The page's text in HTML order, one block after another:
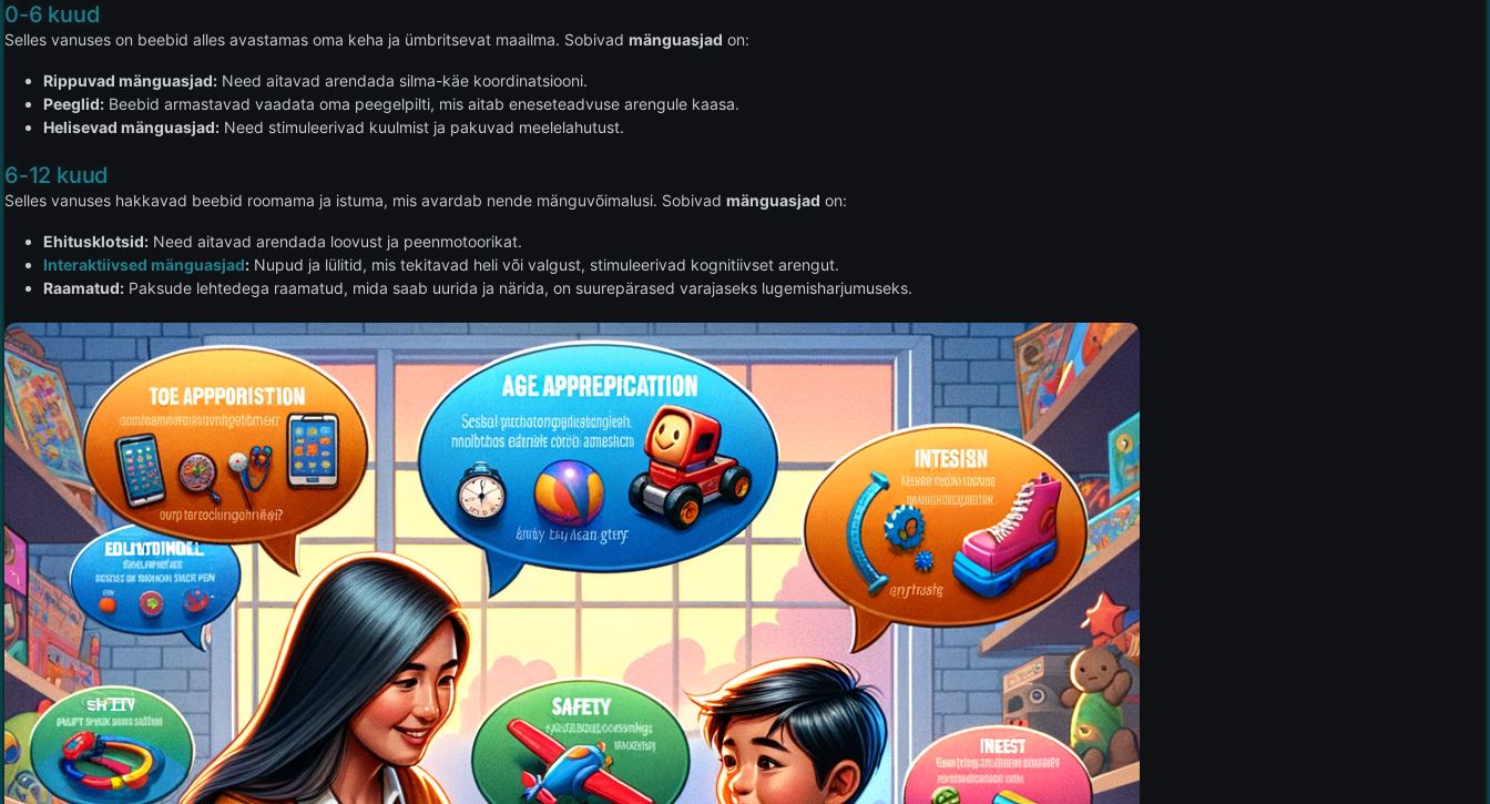
0-6 kuud
Selles vanuses on beebid alles avastamas oma keha ja ümbritsevat maailma. Sobivad mänguasjad on:
Rippuvad mänguasjad: Need aitavad arendada silma-käe koordinatsiooni.
Peeglid: Beebid armastavad vaadata oma peegelpilti, mis aitab eneseteadvuse arengule kaasa.
Helisevad mänguasjad: Need stimuleerivad kuulmist ja pakuvad meelelahutust.
6-12 kuud
Selles vanuses hakkavad beebid roomama ja istuma, mis avardab nende mänguvõimalusi. Sobivad mänguasjad on:
Ehitusklotsid: Need aitavad arendada loovust ja peenmotoorikat.
Interaktiivsed mänguasjad: Nupud ja lülitid, mis tekitavad heli või valgust, stimuleerivad kognitiivset arengut.
Raamatud: Paksude lehtedega raamatud, mida saab uurida ja närida, on suurepärased varajaseks lugemisharjumuseks.